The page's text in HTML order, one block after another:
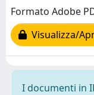
Formato Adobe
Visualizza/
I documenti in